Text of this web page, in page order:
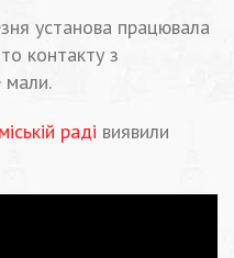
установа працювала
контакту з
мали.
раді виявили